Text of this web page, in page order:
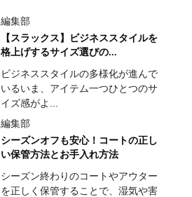
編集部
【スラックス】ビジネススタイルを
格上げするサイズ選びの...
ビジネススタイルの多様化が進んで
いるいま、アイテム一つひとつのサ
イズ感がよ...
編集部
シーズンオフも安心！コートの正し
い保管方法とお手入れ方法
シーズン終わりのコートやアウター
を正しく保管することで、湿気や害